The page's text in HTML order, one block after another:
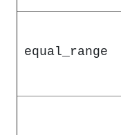
equal_range